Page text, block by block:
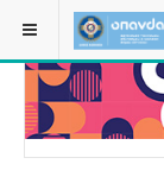
ΒΡΊΣΚΕΣΤΕ ΕΔΏ: